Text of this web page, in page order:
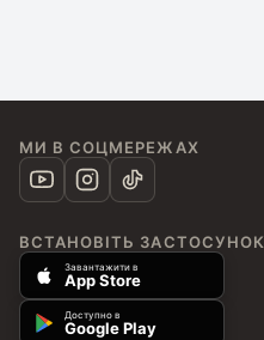
МИ В СОЦМЕРЕЖАХ
ВСТАНОВІТЬ ЗАСТОСУНОК
Завантажити в
App Store
Доступно в
Google Play